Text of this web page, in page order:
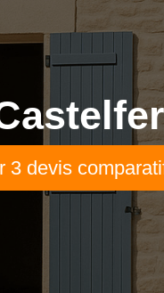
3 devis